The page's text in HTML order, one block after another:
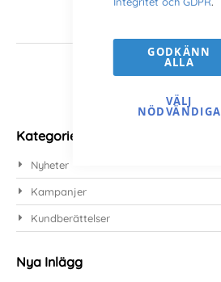
GODKÄNN
ALLA
VÄLJ
NÖDVÄNDIGA
Kategorier
Nyheter
Kampanjer
Kundberättelser
Nya Inlägg